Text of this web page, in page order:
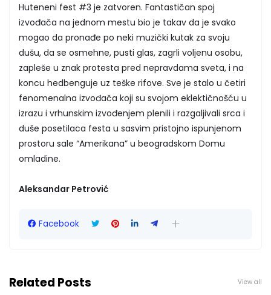
Huteneni fest #3 je zatvoren. Fantastičan spoj
izvođača na jednom mestu bio je takav da je svako
mogao da pronađe po neki muzički kutak za svoju
dušu, da se osmehne, pusti glas, zagrli voljenu osobu,
zapleše u znak protesta pred nepravdama sveta, i na
koncu hedbenguje uz teške rifove. Sve je stalo u četiri
fenomenalna izvođača koji su svojom eklektičnošću u
izrazu i vrhunskim izvođenjem plenili i razgaljivali srca i
duše posetilaca festa u sasvim pristojno ispunjenom
prostoru sale “Amerikana” u beogradskom Domu
omladine.
Aleksandar Petrović
Facebook
Related Posts View all